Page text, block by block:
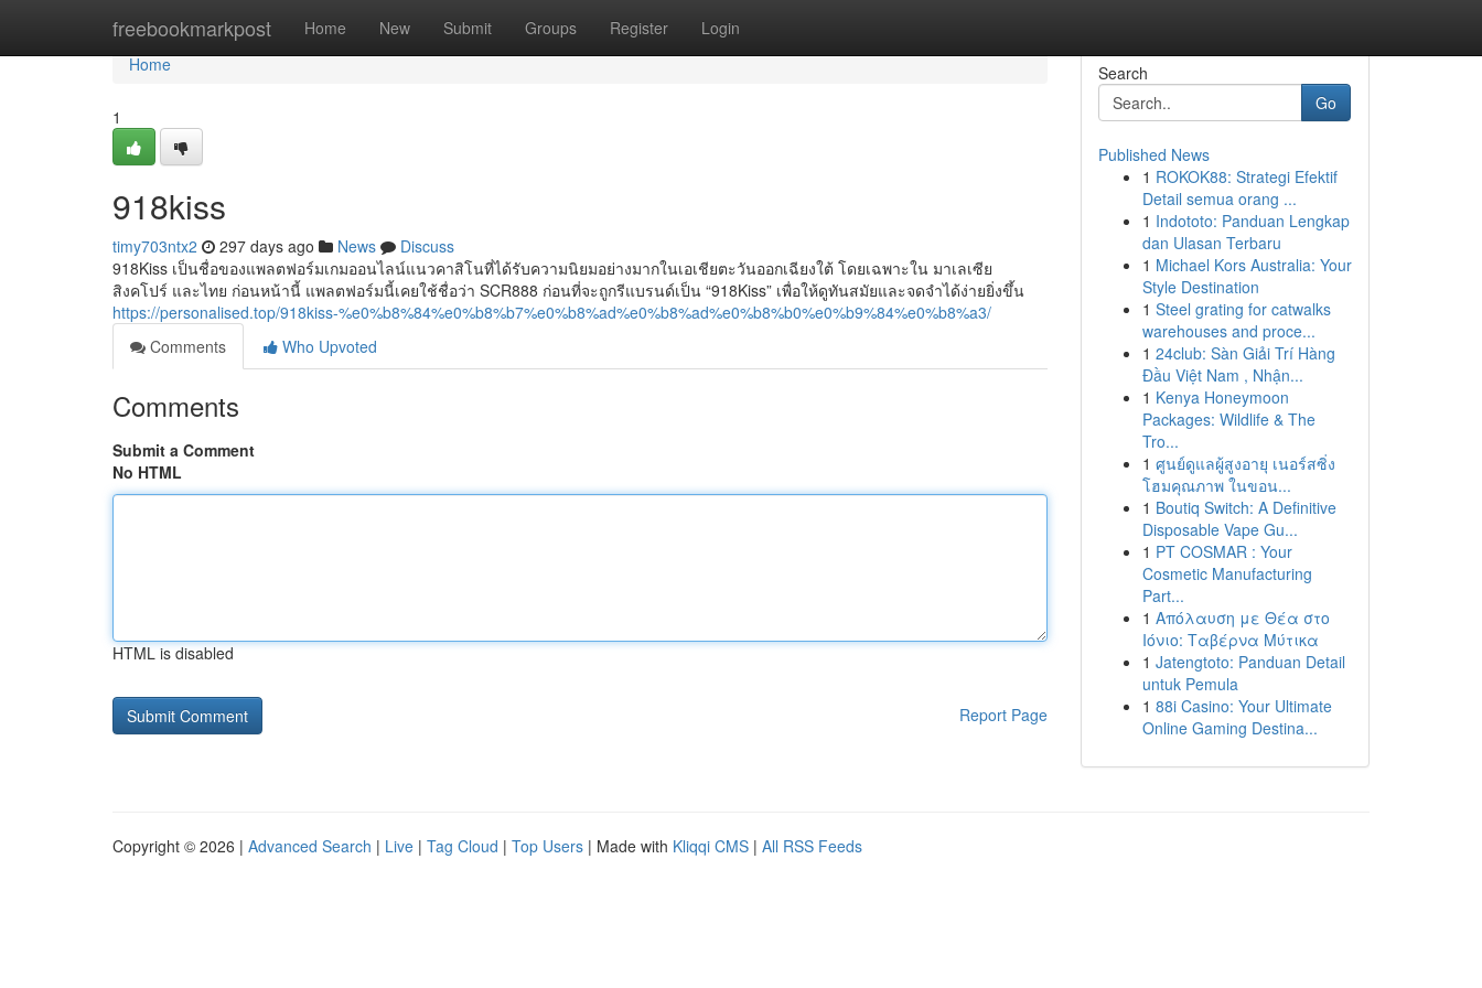
freebookmarkpost Home New Submit Groups Register Login
Home
Home
1
918kiss
timy703ntx2 297 days ago News
Discuss
918Kiss เป็นชื่อของแพลตฟอร์มเกมออนไลน์แนวคาสิโนที่ได้รับความนิยมอย่างมากในเอเชียตะวันออกเฉียงใต้ โดยเฉพาะใน มาเลเซีย
สิงคโปร์ และไทย ก่อนหน้านี้ แพลตฟอร์มนี้เคยใช้ชื่อว่า SCR888 ก่อนที่จะถูกรีแบรนด์เป็น “918Kiss” เพื่อให้ดูทันสมัยและจดจำได้ง่ายยิ่งขึ้น
https://personalised.top/918kiss-%e0%b8%84%e0%b8%b7%e0%b8%ad%e0%b8%ad%e0%b8%b0%e0%b9%84%e0%b8%a3/
Comments
Who Upvoted
Comments
Submit a Comment
No HTML
HTML is disabled
Report Page
Search
Go
Published News
1 ROKOK88: Strategi Efektif
Detail semua orang ...
1 Indototo: Panduan Lengkap
dan Ulasan Terbaru
1 Michael Kors Australia: Your
Style Destination
1 Steel grating for catwalks
warehouses and proce...
1 24club: Sàn Giải Trí Hàng
Đầu Việt Nam , Nhận...
1 Kenya Honeymoon
Packages: Wildlife & The
Tro...
1 ศูนย์ดูแลผู้สูงอายุ เนอร์สซิ่ง
โฮมคุณภาพ ในขอน...
1 Boutiq Switch: A Definitive
Disposable Vape Gu...
1 PT COSMAR : Your
Cosmetic Manufacturing
Part...
1 Απόλαυση με Θέα στο
Ιόνιο: Ταβέρνα Μύτικα
1 Jatengtoto: Panduan Detail
untuk Pemula
1 88i Casino: Your Ultimate
Online Gaming Destina...
Copyright © 2026 | Advanced Search | Live | Tag Cloud | Top Users | Made with Kliqqi CMS | All RSS Feeds